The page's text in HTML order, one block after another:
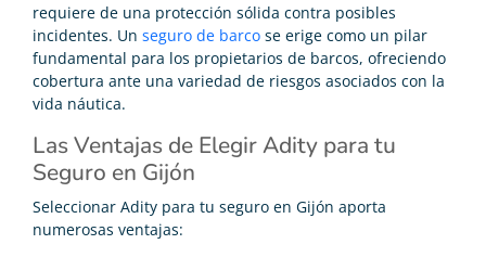
requiere de una protección sólida contra posibles
incidentes. Un seguro de barco se erige como un pilar
fundamental para los propietarios de barcos, ofreciendo
cobertura ante una variedad de riesgos asociados con la
vida náutica.
Las Ventajas de Elegir Adity para tu
Seguro en Gijón
Seleccionar Adity para tu seguro en Gijón aporta
numerosas ventajas: